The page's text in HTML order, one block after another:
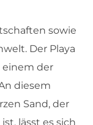
sowie
Der Playa
einem der
diesem
Sand, der
lässt es sich